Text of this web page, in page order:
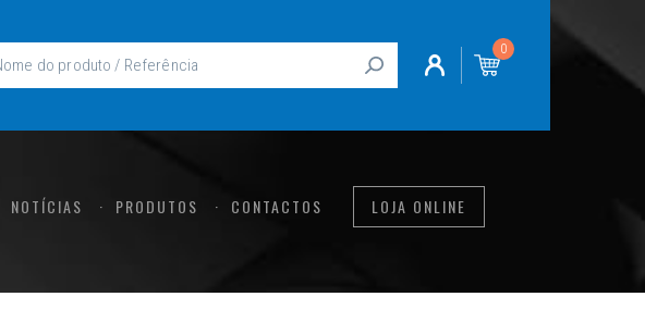
0
NOTÍCIAS PRODUTOS CONTACTOS LOJA ONLINE